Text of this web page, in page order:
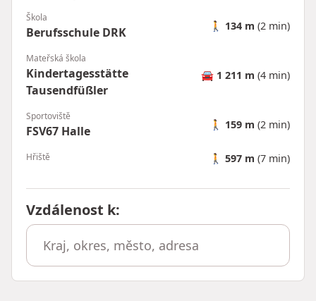
Škola
Berufsschule DRK 🚶 134 m (2 min)
Mateřská škola
Kindertagesstätte
Tausendfüßler
🚘 1 211 m (4 min)
Sportoviště
FSV67 Halle 🚶 159 m (2 min)
Hřiště 🚶 597 m (7 min)
Vzdálenost k: